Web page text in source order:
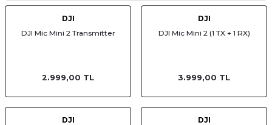
DJI
DJI Mic Mini 2 Transmitter
2.999,00 TL
DJI
DJI Mic Mini 2 (1 TX + 1 RX)
3.999,00 TL
DJI
DJI